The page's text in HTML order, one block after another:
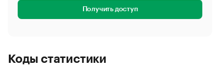
Получить доступ
Коды статистики